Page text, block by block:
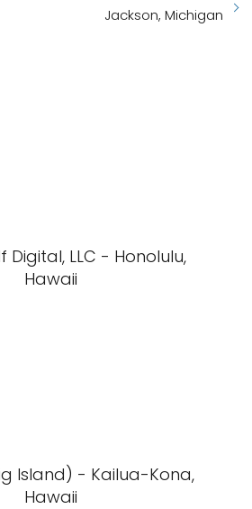
Jackson, Michigan
Digital, LLC - Honolulu,
Hawaii
Island) - Kailua-Kona,
Hawaii